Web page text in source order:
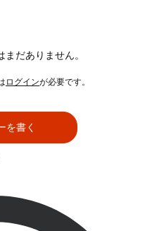
だありません。
ログインが必要です。
を書く